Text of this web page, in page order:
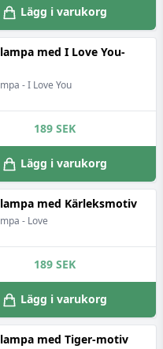
Lägg i varukorg
lampa med I Love You-
- I Love You
189 SEK
Lägg i varukorg
lampa med Kärleksmotiv
- Love
189 SEK
Lägg i varukorg
lampa med Tiger-motiv